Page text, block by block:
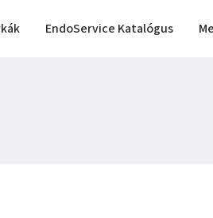
EndoService Katalógus